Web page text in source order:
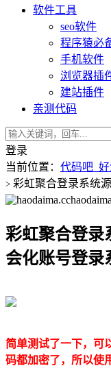
软件工具
seo软件
程序猿必
手机软件
浏览器插
建站插件
亲测代码
登录
当前位置： 代码吧_
> 彩虹聚合登录系统
彩虹聚合登录
会化账号登录
简单测试了一下，可
码都加密了，所以使